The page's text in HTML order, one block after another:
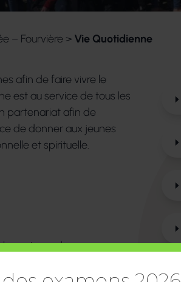
– Fourvière > Vie Quotidienne
afin de faire vivre le
est au service de tous les
partenariat afin de
de donner aux jeunes
et spirituelle.
les acteurs de
la réalisation de son projet